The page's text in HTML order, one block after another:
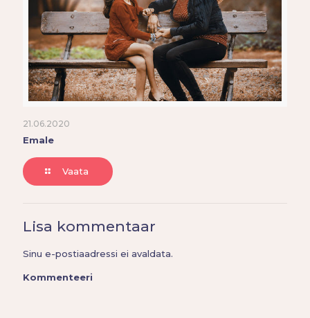
21.06.2020
Emale
Vaata
Lisa kommentaar
Sinu e-postiaadressi ei avaldata.
Kommenteeri